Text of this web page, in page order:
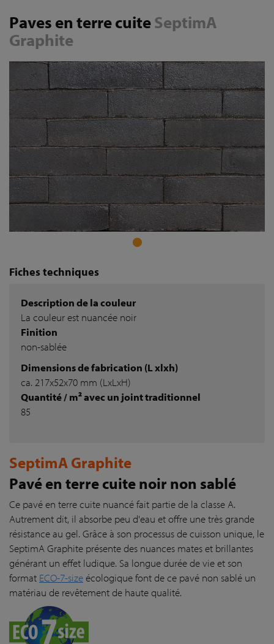
Paves en terre cuiteSeptimA
Graphite
Fiches techniques
Description de la couleur
La couleur est nuancée noir
Finition
non-sablée
Dimensions de fabrication (L xlxh)
ca. 217x52x70 mm (LxLxH)
Quantité / m² avec un joint traditionnel
85
SeptimA Graphite
Pavé en terre cuite noir non sablé
Ce pavé en terre cuite nuancé fait partie de la classe A.
Autrement dit, il absorbe peu d'eau et offre une très grande
résistance au gel. Grâce à son processus de cuisson unique, le
SeptimA Graphite présente des nuances mates et brillantes
générant un effet ludique. Sa longue durée de vie et son
format ECO-7-sizeécologique font de ce pavé non sablé un
matériau de revêtement de haute qualité.